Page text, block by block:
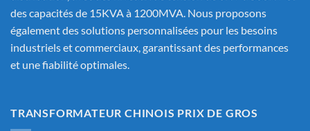
des capacités de 15KVA à 1200MVA. Nous proposons
également des solutions personnalisées pour les besoins
industriels et commerciaux, garantissant des performances
et une fiabilité optimales.
TRANSFORMATEUR CHINOIS PRIX DE GROS